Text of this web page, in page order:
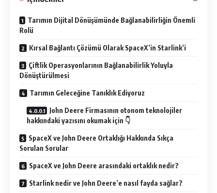
Tarımın Dijital Dönüşümünde Bağlanabilirliğin Önemli
Rolü
Kırsal Bağlantı Çözümü Olarak SpaceX’in Starlink’i
Çiftlik Operasyonlarının Bağlanabilirlik Yoluyla
Dönüştürülmesi
Tarımın Geleceğine Tanıklık Ediyoruz
John Deere Firmasının otonom teknolojiler
hakkındaki yazısını okumak için 👇
SpaceX ve John Deere Ortaklığı Hakkında Sıkça
Sorulan Sorular
SpaceX ve John Deere arasındaki ortaklık nedir?
Starlink nedir ve John Deere’e nasıl fayda sağlar?